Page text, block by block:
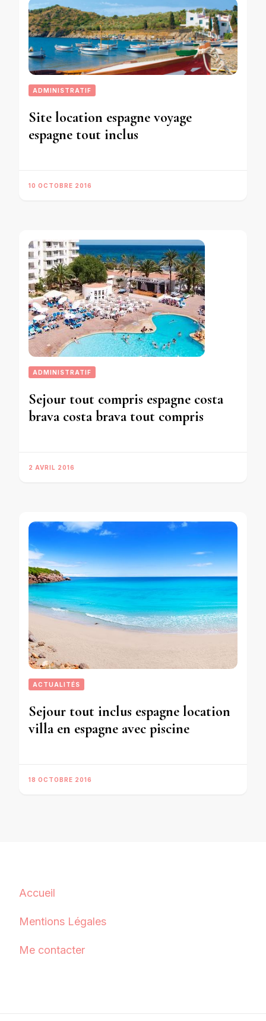
ADMINISTRATIF
Site location espagne voyage
espagne tout inclus
10 OCTOBRE 2016
ADMINISTRATIF
Sejour tout compris espagne costa
brava costa brava tout compris
2 AVRIL 2016
ACTUALITÉS
Sejour tout inclus espagne location
villa en espagne avec piscine
18 OCTOBRE 2016
Accueil
Mentions Légales
Me contacter